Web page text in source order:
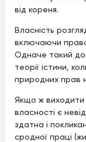
від кореня.
Власність
включаючи право
Одначе такий
теорії істини,
природних прав
Якщо ж виходити
власності є
здатна і
сродної праці